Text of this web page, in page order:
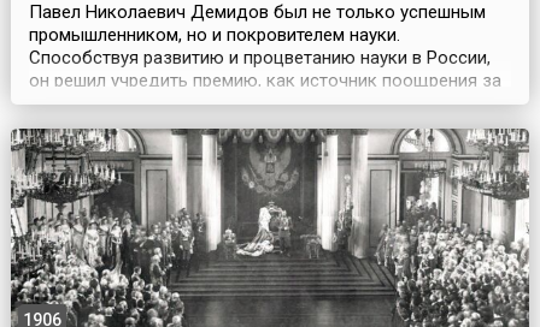
Павел Николаевич Демидов был не только успешным
промышленником, но и покровителем науки.
Способствуя развитию и процветанию науки в России,
он решил учредить премию, как источник поощрения за
труд и подвижнический вклад в развитие науки.
Положение о премии было утверждено императором
Николаем I (28 апреля) 10 мая 1831 года.Первая премия
вручалась в 1832 году торжественно в Общем собрании
Акаде...
1906